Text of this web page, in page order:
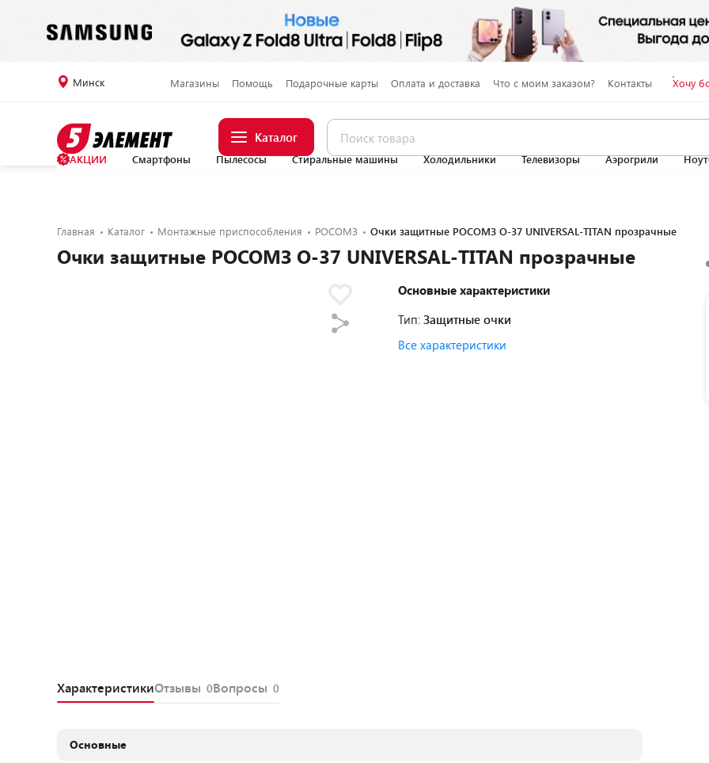
Минск Магазины Помощь Подарочные карты Оплата и доставка Что с моим заказом? Контакты Хочу
Каталог
АКЦИИ Смартфоны Пылесосы Стиральные машины Холодильники Телевизоры Аэрогрили
Главная Каталог Монтажные приспособления РОСОМЗ Очки защитные РОСОМЗ О-37 UNIVERSAL-TITAN прозрачные
Очки защитные РОСОМЗ О-37 UNIVERSAL-TITAN прозрачные
Основные характеристики
Тип: Защитные очки
Все характеристики
ХарактеристикиОтзывы 0Вопросы 0
Основные